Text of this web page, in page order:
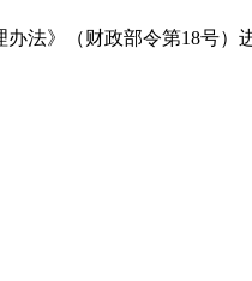
法》（财政部令第18号